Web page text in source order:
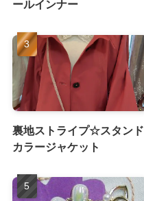
ールインナー
裏地ストライプ☆スタンド
カラージャケット